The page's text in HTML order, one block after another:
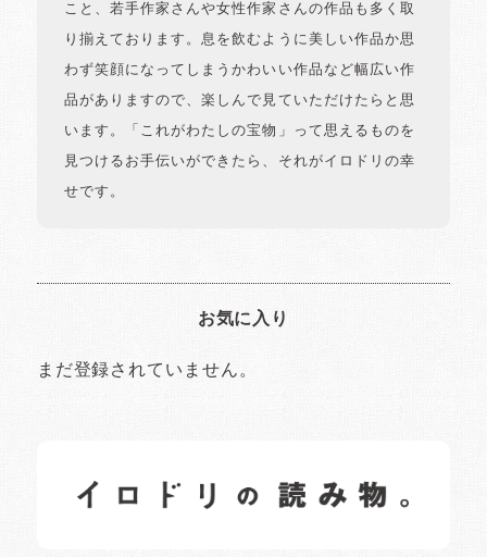
こと、若手作家さんや女性作家さんの作品も多く取
り揃えております。息を飲むように美しい作品か思
わず笑顔になってしまうかわいい作品など幅広い作
品がありますので、楽しんで見ていただけたらと思
います。「これがわたしの宝物」って思えるものを
見つけるお手伝いができたら、それがイロドリの幸
せです。
お気に入り
まだ登録されていません。
日常の様子など随時更新中です。